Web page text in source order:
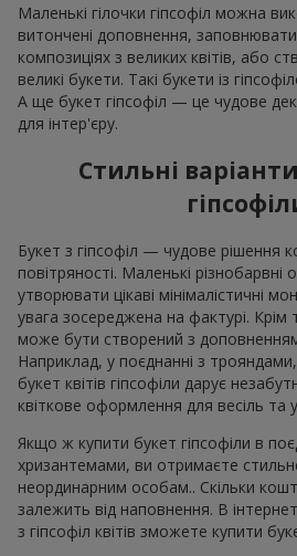
Маленькі гілочки гіпсофіл можна
витончені доповнення,
композиціях з великих квітів, або
великі букети. Такі букети із
А ще букет гіпсофіл — це чудове
для інтер'єру.
Стильні
Букет з гіпсофіл — чудове рішення
повітряності. Маленькі різнобарвні
утворювати цікаві мінімалістичні
увага зосереджена на фактурі. Крім
може бути створений з
Наприклад, у поєднанні з
букет квітів гіпсофіли дарує
квіткове оформлення для весіль та
Якщо ж купити букет гіпсофіли в
хризантемами, ви отримаєте
неординарним особам.. Скільки
залежить від наповнення. В
з гіпсофіл квітів зможете купити